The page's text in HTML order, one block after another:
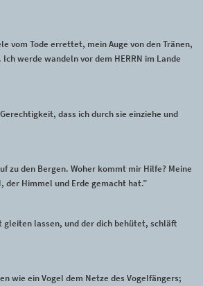
vom Tode errettet, mein Auge von den Tränen,
werde wandeln vor dem HERRN im Lande
dass ich durch sie einziehe und
zu den Bergen. Woher kommt mir Hilfe? Meine
der Himmel und Erde gemacht hat.”
gleiten lassen, und der dich behütet, schläft
wie ein Vogel dem Netze des Vogelfängers;